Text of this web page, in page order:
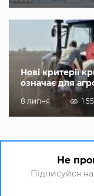
Нові критерії
означає для
8 липня 1
Не
Підписуйся